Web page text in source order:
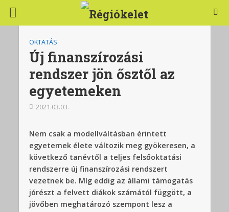
OKTATÁS
Új finanszírozási
rendszer jön ősztől az
egyetemeken
2021.03.03.
Nem csak a modellváltásban érintett
egyetemek élete változik meg gyökeresen, a
következő tanévtől a teljes felsőoktatási
rendszerre új finanszírozási rendszert
vezetnek be. Míg eddig az állami támogatás
jórészt a felvett diákok számától függött, a
jövőben meghatározó szempont lesz a